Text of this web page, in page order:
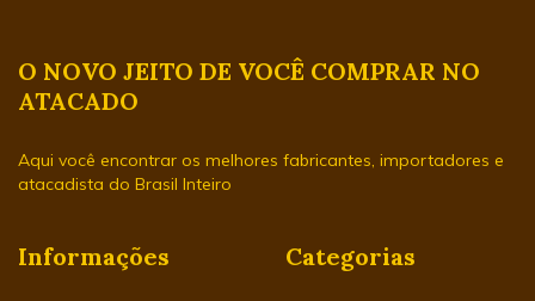
O NOVO JEITO DE VOCÊ COMPRAR NO
ATACADO
Aqui você encontrar os melhores fabricantes, importadores e
atacadista do Brasil Inteiro
Informações Categorias